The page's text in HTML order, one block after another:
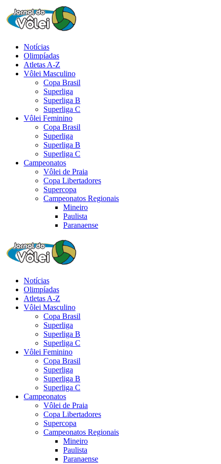
Notícias
Olimpíadas
Atletas A-Z
Vôlei Masculino
Copa Brasil
Superliga
Superliga B
Superliga C
Vôlei Feminino
Copa Brasil
Superliga
Superliga B
Superliga C
Campeonatos
Vôlei de Praia
Copa Libertadores
Supercopa
Campeonatos Regionais
Mineiro
Paulista
Paranaense
Notícias
Olimpíadas
Atletas A-Z
Vôlei Masculino
Copa Brasil
Superliga
Superliga B
Superliga C
Vôlei Feminino
Copa Brasil
Superliga
Superliga B
Superliga C
Campeonatos
Vôlei de Praia
Copa Libertadores
Supercopa
Campeonatos Regionais
Mineiro
Paulista
Paranaense